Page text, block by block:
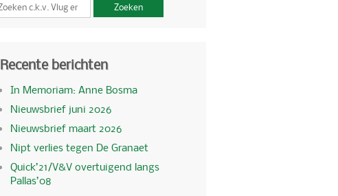
Zoeken
Recente berichten
In Memoriam: Anne Bosma
Nieuwsbrief juni 2026
Nieuwsbrief maart 2026
Nipt verlies tegen De Granaet
Quick’21/V&V overtuigend langs
Pallas’08